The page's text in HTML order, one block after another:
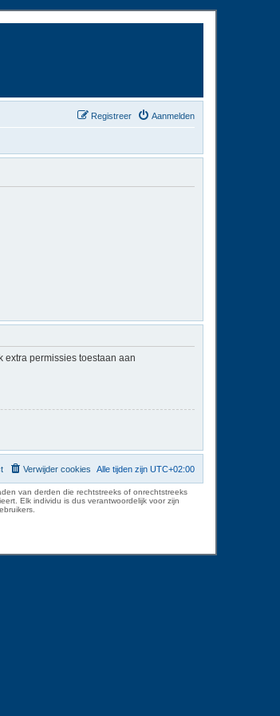
Aanmelden
Registreer
extra permissies toestaan aan
Alle tijden zijn UTC+02:00
Verwijder cookies
van derden die rechtstreeks of onrechtstreeks
Elk individu is dus verantwoordelijk voor zijn